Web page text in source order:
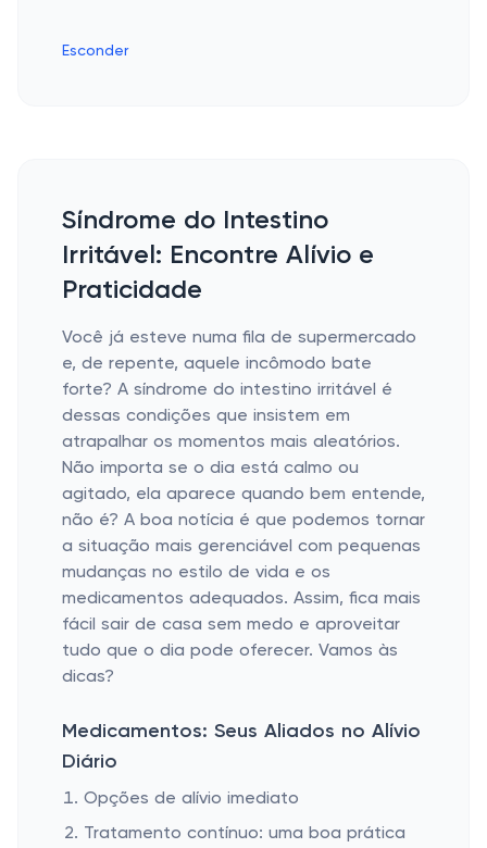
Esconder
Síndrome do Intestino
Irritável: Encontre Alívio e
Praticidade
Você já esteve numa fila de supermercado
e, de repente, aquele incômodo bate
forte? A síndrome do intestino irritável é
dessas condições que insistem em
atrapalhar os momentos mais aleatórios.
Não importa se o dia está calmo ou
agitado, ela aparece quando bem entende,
não é? A boa notícia é que podemos tornar
a situação mais gerenciável com pequenas
mudanças no estilo de vida e os
medicamentos adequados. Assim, fica mais
fácil sair de casa sem medo e aproveitar
tudo que o dia pode oferecer. Vamos às
dicas?
Medicamentos: Seus Aliados no Alívio
Diário
Opções de alívio imediato
Tratamento contínuo: uma boa prática